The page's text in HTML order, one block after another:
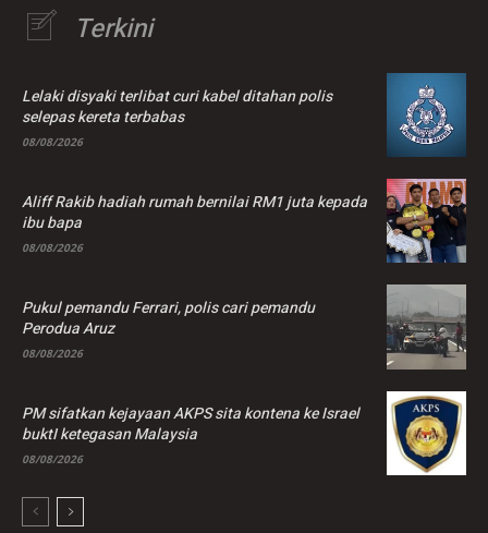
Terkini
Lelaki disyaki terlibat curi kabel ditahan polis
selepas kereta terbabas
08/08/2026
Aliff Rakib hadiah rumah bernilai RM1 juta kepada
ibu bapa
08/08/2026
Pukul pemandu Ferrari, polis cari pemandu
Perodua Aruz
08/08/2026
PM sifatkan kejayaan AKPS sita kontena ke Israel
buktI ketegasan Malaysia
08/08/2026